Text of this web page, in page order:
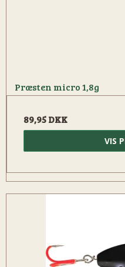
Præsten micro 1,8g
89,95 DKK
VIS